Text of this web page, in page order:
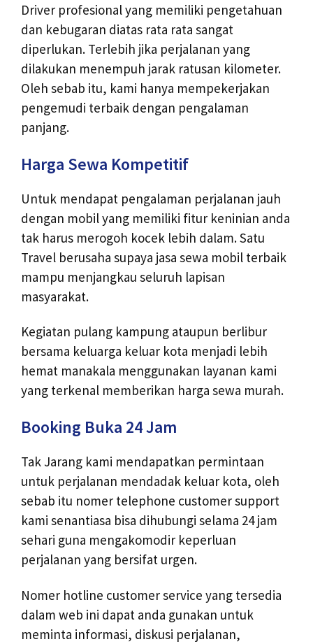
Driver profesional yang memiliki pengetahuan
dan kebugaran diatas rata rata sangat
diperlukan. Terlebih jika perjalanan yang
dilakukan menempuh jarak ratusan kilometer.
Oleh sebab itu, kami hanya mempekerjakan
pengemudi terbaik dengan pengalaman
panjang.
Harga Sewa Kompetitif
Untuk mendapat pengalaman perjalanan jauh
dengan mobil yang memiliki fitur keninian anda
tak harus merogoh kocek lebih dalam. Satu
Travel berusaha supaya jasa sewa mobil terbaik
mampu menjangkau seluruh lapisan
masyarakat.
Kegiatan pulang kampung ataupun berlibur
bersama keluarga keluar kota menjadi lebih
hemat manakala menggunakan layanan kami
yang terkenal memberikan harga sewa murah.
Booking Buka 24 Jam
Tak Jarang kami mendapatkan permintaan
untuk perjalanan mendadak keluar kota, oleh
sebab itu nomer telephone customer support
kami senantiasa bisa dihubungi selama 24 jam
sehari guna mengakomodir keperluan
perjalanan yang bersifat urgen.
Nomer hotline customer service yang tersedia
dalam web ini dapat anda gunakan untuk
meminta informasi, diskusi perjalanan,